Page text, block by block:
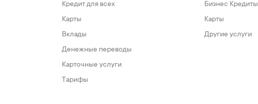
Кредит для всех
Карты
Вклады
Денежные переводы
Карточные услуги
Тарифы
Бизнес Кредиты
Карты
Другие услуги